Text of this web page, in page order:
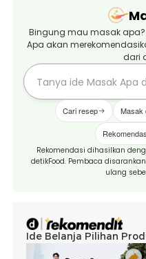
Bingung mau masak apa?
Apa akan
dari
Cari resep Masak
Rekomendasi dihasilkan
detikFood. Pembaca
ulang